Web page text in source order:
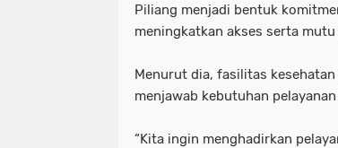
Piliang menjadi bentuk
meningkatkan akses serta
Menurut dia, fasilitas
menjawab kebutuhan
“Kita ingin menghadirkan